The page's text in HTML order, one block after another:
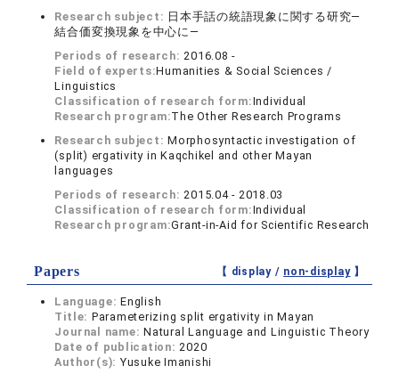
Research subject: 日本手話の統語現象に関する研究—
結合価変換現象を中心に—
Periods of research: 2016.08 -
Field of experts:Humanities & Social Sciences /
Linguistics
Classification of research form:Individual
Research program:The Other Research Programs
Research subject:Morphosyntactic investigation of
(split) ergativity in Kaqchikel and other Mayan
languages
Periods of research: 2015.04 - 2018.03
Classification of research form:Individual
Research program:Grant-in-Aid for Scientific Research
Papers 【 display / non-display】
Language:English
Title: Parameterizing split ergativity in Mayan
Journal name:Natural Language and Linguistic Theory
Date of publication: 2020
Author(s): Yusuke Imanishi